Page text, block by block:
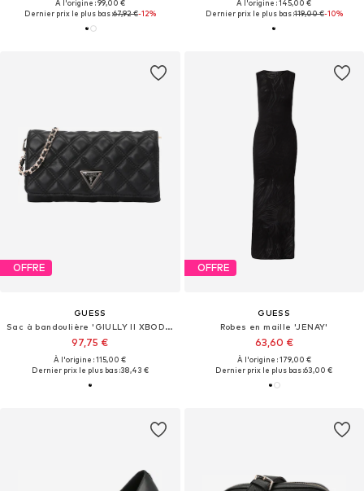
À l'origine : 99,00 €
Dernier prix le plus bas :67,92 €-12%
À l'origine : 145,00 €
Dernier prix le plus bas :119,00 €-10%
OFFRE
GUESS
Sac à bandoulière 'GIULLY II XBODY FLAP ORGANIZER'
97,75 €
À l'origine : 115,00 €
Dernier prix le plus bas :38,43 €
OFFRE
GUESS
Robes en maille 'JENAY'
63,60 €
À l'origine : 179,00 €
Dernier prix le plus bas :63,00 €